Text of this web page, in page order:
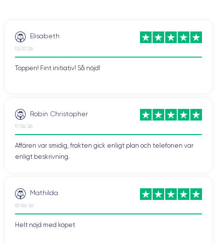
Elisabeth
13/07/26
Toppen! Fint initiativ! Så nöjd!
Robin Christopher
11/06/26
Affären var smidig, frakten gick enligt plan och telefonen var
enligt beskrivning.
Mathilda
01/06/26
Helt nöjd med köpet